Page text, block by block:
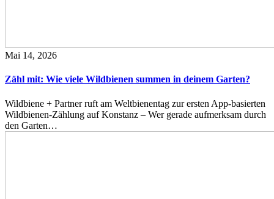
Mai 14, 2026
Zähl mit: Wie viele Wildbienen summen in deinem Garten?
Wildbiene + Partner ruft am Weltbienentag zur ersten App-basierten
Wildbienen-Zählung auf Konstanz – Wer gerade aufmerksam durch
den Garten…